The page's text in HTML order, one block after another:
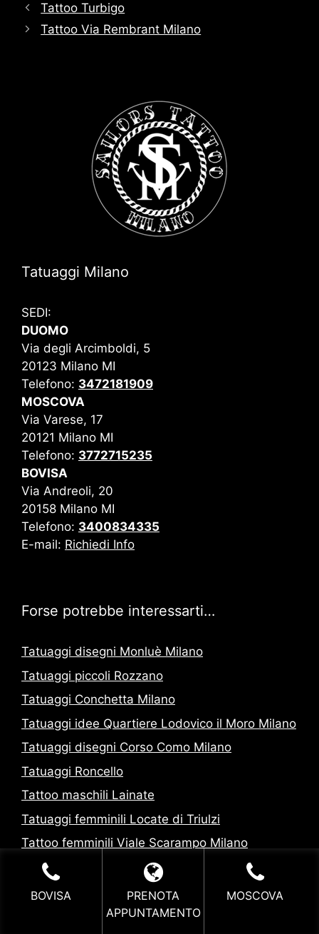
Tattoo Turbigo
Tattoo Via Rembrant Milano
Tatuaggi Milano
SEDI:
DUOMO
Via degli Arcimboldi, 5
20123 Milano MI
Telefono: 3472181909
MOSCOVA
Via Varese, 17
20121 Milano MI
Telefono: 3772715235
BOVISA
Via Andreoli, 20
20158 Milano MI
Telefono: 3400834335
E-mail: Richiedi Info
Forse potrebbe interessarti…
Tatuaggi disegni Monluè Milano
Tatuaggi piccoli Rozzano
Tatuaggi Conchetta Milano
Tatuaggi idee Quartiere Lodovico il Moro Milano
Tatuaggi disegni Corso Como Milano
Tatuaggi Roncello
Tattoo maschili Lainate
Tatuaggi femminili Locate di Triulzi
Tattoo femminili Viale Scarampo Milano
Tatuaggi Correzzana
BOVISA
PRENOTA
APPUNTAMENTO
MOSCOVA